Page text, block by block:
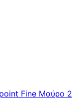
Fine Μαύρο 2